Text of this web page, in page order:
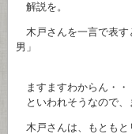
解説を。
木戸さんを一言で表す
男」
ますますわからん・・
といわれそうなので、
木戸さんは、もともと